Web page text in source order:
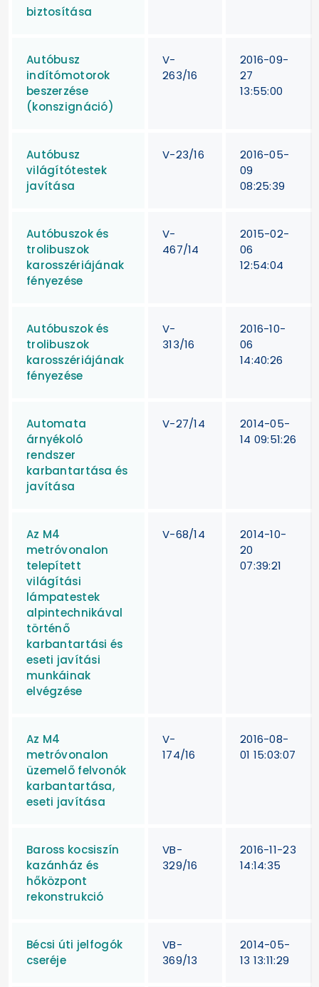
biztosítása
Autóbusz
indítómotorok
beszerzése
(konszignáció)
V-
263/16
2016-09-
27
13:55:00
Autóbusz
világítótestek
javítása
V-23/16
2016-05-
09
08:25:39
Autóbuszok és
trolibuszok
karosszériájának
fényezése
V-
467/14
2015-02-
06
12:54:04
Autóbuszok és
trolibuszok
karosszériájának
fényezése
V-
313/16
2016-10-
06
14:40:26
Automata
árnyékoló
rendszer
karbantartása és
javítása
V-27/14
2014-05-
14 09:51:26
Az M4
metróvonalon
telepített
világítási
lámpatestek
alpintechnikával
történő
karbantartási és
eseti javítási
munkáinak
elvégzése
V-68/14
2014-10-
20
07:39:21
Az M4
metróvonalon
üzemelő felvonók
karbantartása,
eseti javítása
V-
174/16
2016-08-
01 15:03:07
Baross kocsiszín
kazánház és
hőközpont
rekonstrukció
VB-
329/16
2016-11-23
14:14:35
Bécsi úti jelfogók
cseréje
VB-
369/13
2014-05-
13 13:11:29